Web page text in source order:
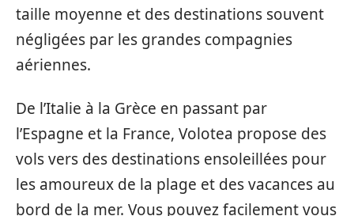
taille moyenne et des destinations souvent
négligées par les grandes compagnies
aériennes.
De l’Italie à la Grèce en passant par
l’Espagne et la France, Volotea propose des
vols vers des destinations ensoleillées pour
les amoureux de la plage et des vacances au
bord de la mer. Vous pouvez facilement vous